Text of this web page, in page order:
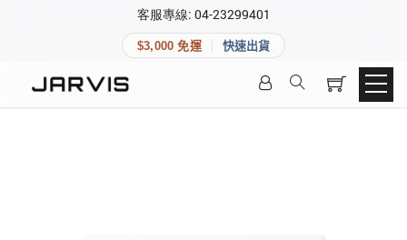
客服專線: 04-23299401
$3,000 免運 快速出貨
快速連結
登入後可查看訂單、會員資料與收藏清單。